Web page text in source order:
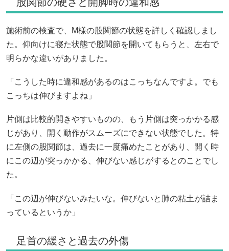
施術前の検査で、M様の股関節の状態を詳しく確認しまし
た。仰向けに寝た状態で股関節を開いてもらうと、左右で
明らかな違いがありました。
「こうした時に違和感があるのはこっちなんですよ。でも
こっちは伸びますよね」
片側は比較的開きやすいものの、もう片側は突っかかる感
じがあり、開く動作がスムーズにできない状態でした。特
に左側の股関節は、過去に一度痛めたことがあり、開く時
にこの辺が突っかかる、伸びない感じがするとのことでし
た。
「この辺が伸びないみたいな。伸びないと肺の粘土が詰ま
っているというか」
足首の緩さと過去の外傷